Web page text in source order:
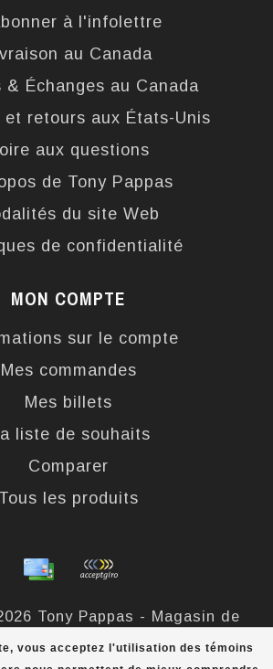
vous acceptez l'utilisation des témoins
à l'infolettre
au Canada
& Échanges au Canada
et retours aux États-Unis
aux questions
de Tony Pappas
du site Web
de confidentialité
MON COMPTE
sur le compte
Mes commandes
Mes billets
liste de souhaits
Comparer
Tous les produits
Tony Pappas - Magasin de
- Powered byLightspeed-